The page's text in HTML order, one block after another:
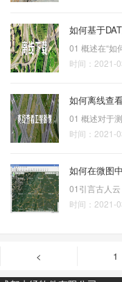
如何基于
时间：2021-
如何离线查
时间：2021-
如何在微图
时间：2021-
< 1